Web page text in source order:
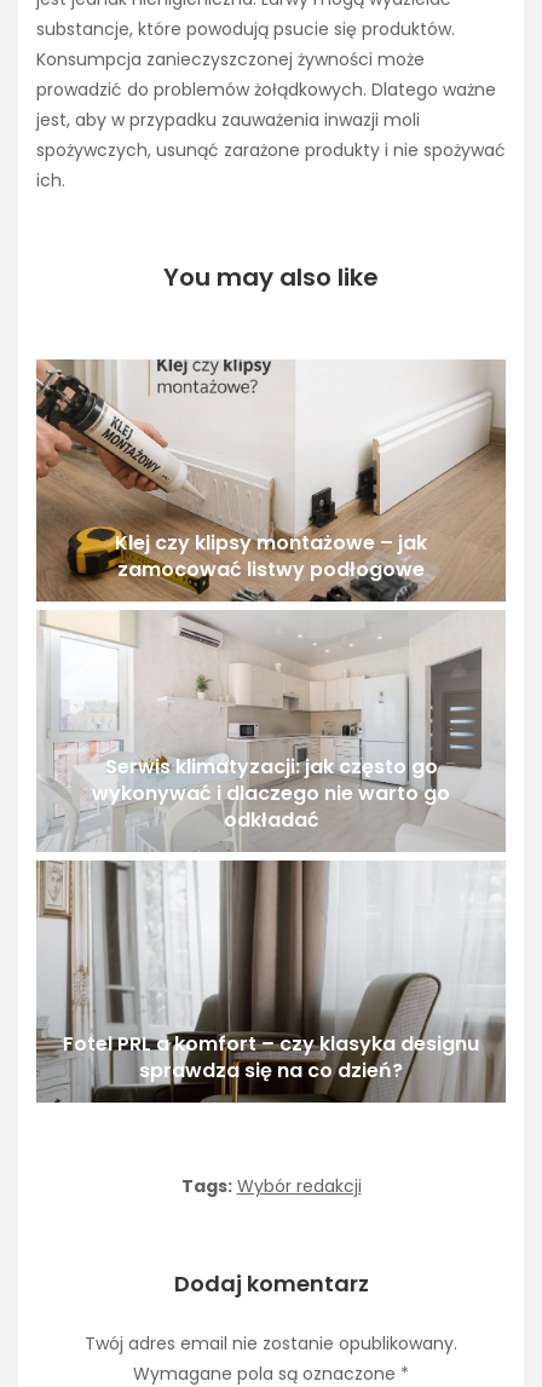
substancje, które powodują psucie się produktów.
Konsumpcja zanieczyszczonej żywności może
prowadzić do problemów żołądkowych. Dlatego ważne
jest, aby w przypadku zauważenia inwazji moli
spożywczych, usunąć zarażone produkty i nie spożywać
ich.
You may also like
Klej czy klipsy montażowe – jak
zamocować listwy podłogowe
Serwis klimatyzacji: jak często go
wykonywać i dlaczego nie warto go
odkładać
Fotel PRL a komfort – czy klasyka designu
sprawdza się na co dzień?
Tags: Wybór redakcji
Dodaj komentarz
Twój adres email nie zostanie opublikowany.
Wymagane pola są oznaczone *